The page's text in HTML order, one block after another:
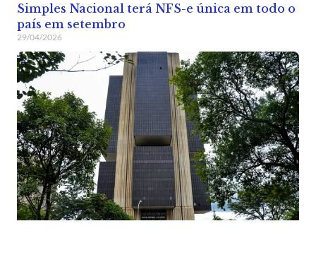
Simples Nacional terá NFS-e única em todo o
país em setembro
29/04/2026